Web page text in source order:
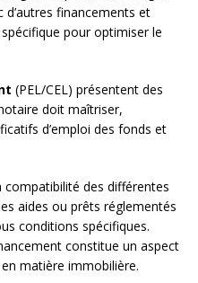
financements et
pour optimiser le
(PEL/CEL) présentent des
doit maîtriser,
d’emploi des fonds et
compatibilité des différentes
aides ou prêts réglementés
conditions spécifiques.
constitue un aspect
matière immobilière.